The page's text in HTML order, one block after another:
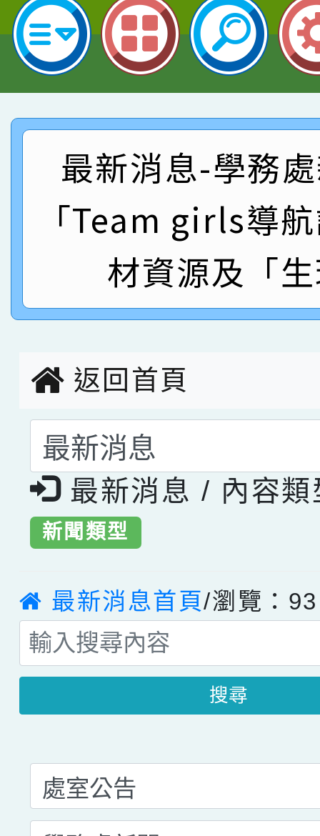
名 指導老師王老師、
園市英語競賽國小朗讀
指導老師林老師
賀！本校參加桃園市中
賽 劉文瑛教師榮獲教
臺灣台語-第二名
賀！本校參與2026世
市賽榮獲科學小創客佳
創客第三名。
賀！本校參加桃園市中
名
倩參加桃園市科展 國
名 指導老師王老師、
賀！本校四年二班張O
園市英語競賽國小朗讀
指導老師林老師
賀！本校參加桃園市中
賽 劉文瑛教師榮獲教
臺灣台語-第二名
賀！本校參與2026世
市賽榮獲科學小創客佳
最新消息-學務
「Team girls導
材資源及「
返回首頁
選擇後頁面內容會更
最新消息 / 內容類
新聞類型
最新消息首頁/瀏覽：93
搜尋